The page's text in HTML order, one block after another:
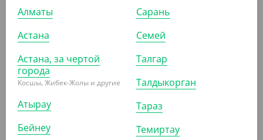
(59.85₸ /ШТ)
Упаковка для салатов 1300 мл, Pure craft, без крышки
УП (50)
Алматы
Астана
Астана, за чертой
города
Косшы, Жибек-Жолы и другие
Атырау
Бейнеу
Сарань
Семей
Талгар
Талдыкорган
Тараз
Темиртау